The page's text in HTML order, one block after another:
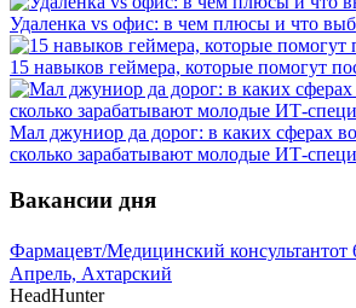
Удаленка vs офис: в чем плюсы и что
15 навыков геймера, которые помогут
Мал джуниор да дорог: в каких сферах
сколько зарабатывают молодые ИТ-
Вакансии дня
Фармацевт/Медицинский консультантот
Апрель, Ахтарский
HeadHunter